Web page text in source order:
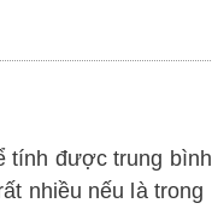
tính được trung bình
nhiều nếu là trong